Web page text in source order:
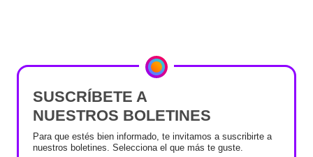
SUSCRÍBETE A
NUESTROS BOLETINES
Para que estés bien informado, te invitamos a suscribirte a
nuestros boletines. Selecciona el que más te guste.